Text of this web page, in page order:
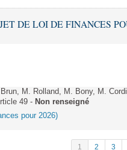
DE LOI DE FINANCES
M. Rolland, M. Bony, M.
49 - Non renseigné
pour 2026)
1 2 3